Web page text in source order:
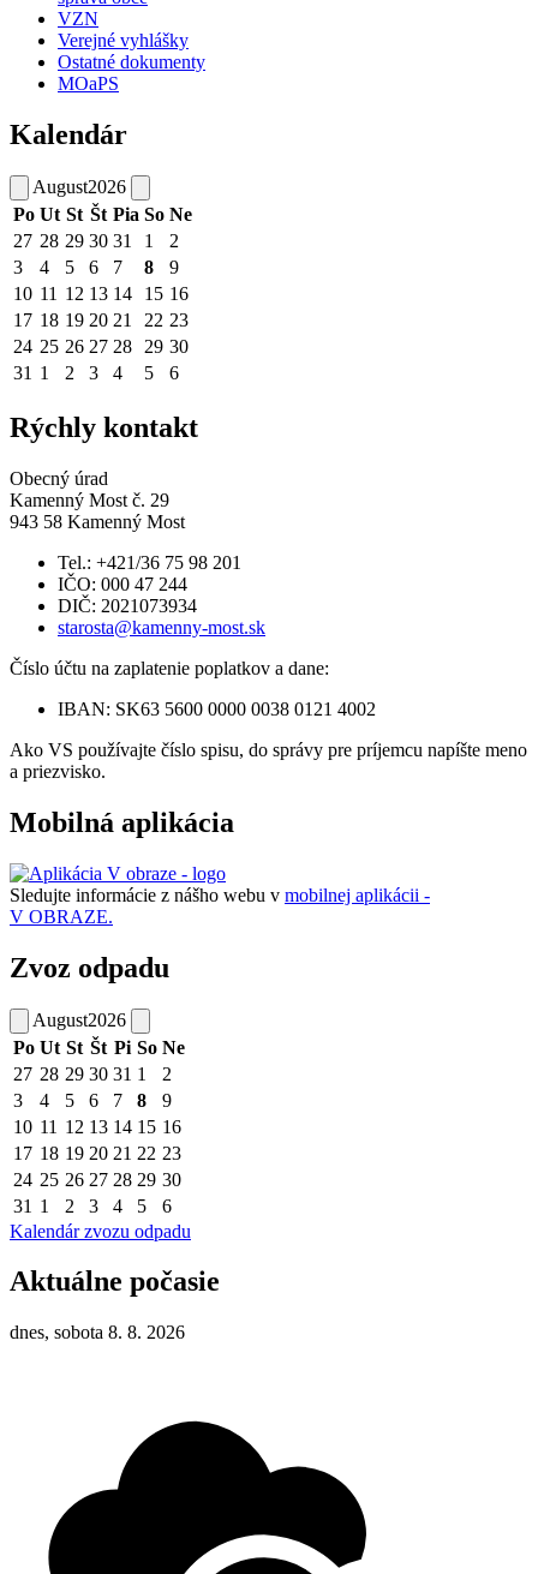
VZN
Verejné vyhlášky
Ostatné dokumenty
MOaPS
Kalendár
August2026
Po Ut St Št Pia So Ne
27 28 29 30 31 1
2
3
4 5 6 7 8
9
10 11 12 13 14 15 16
17 18 19 20 21 22 23
24 25 26 27 28 29 30
31 1 2 3 4 5 6
Rýchly kontakt
Obecný úrad
Kamenný Most č. 29
943 58 Kamenný Most
Tel.: +421/36 75 98 201
IČO: 000 47 244
DIČ: 2021073934
starosta@kamenny-most.sk
Číslo účtu na zaplatenie poplatkov a dane:
IBAN: SK63 5600 0000 0038 0121 4002
Ako VS používajte číslo spisu, do správy pre príjemcu napíšte meno
a priezvisko.
Mobilná aplikácia
Sledujte informácie z nášho webu v mobilnej aplikácii -
V OBRAZE.
Zvoz odpadu
August2026
Po Ut St Št Pi So Ne
27 28 29 30 31 1
2
3
4 5 6 7 8
9
10 11 12 13 14 15 16
17 18 19 20 21 22 23
24 25 26 27 28 29 30
31 1 2 3 4 5
6
Kalendár zvozu odpadu
Aktuálne počasie
dnes, sobota 8. 8. 2026